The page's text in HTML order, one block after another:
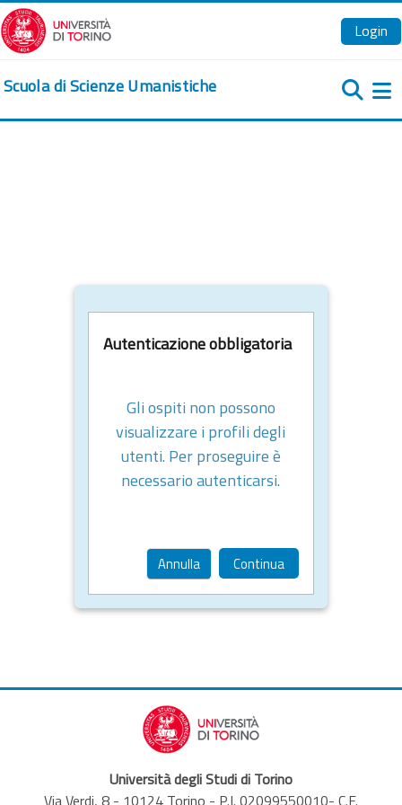
Vai al contenuto principale
Login
Scuola di Scienze Umanistiche
Autenticazione obbligatoria
Gli ospiti non possono
visualizzare i profili degli
utenti. Per proseguire è
necessario autenticarsi.
Annulla Continua
Università degli Studi di Torino
Via Verdi, 8 - 10124 Torino - P.I. 02099550010- C.F.